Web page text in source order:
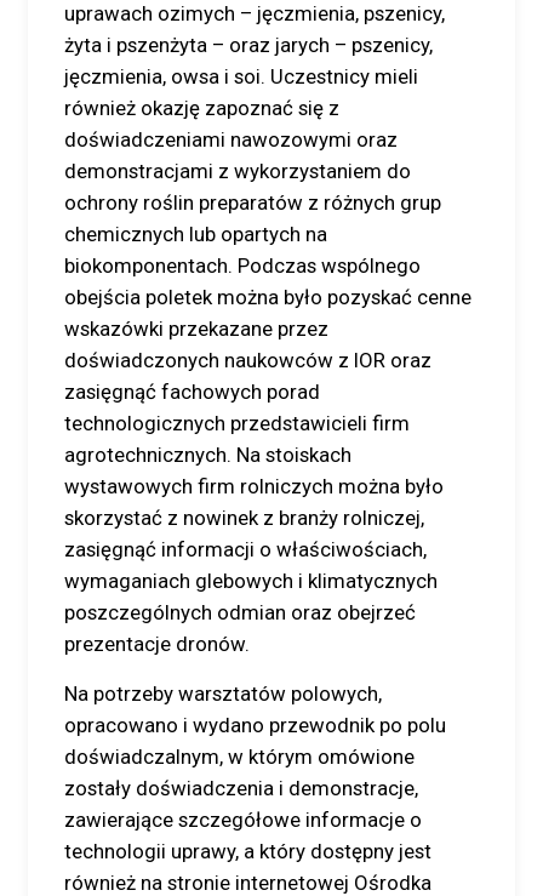
uprawach ozimych – jęczmienia, pszenicy,
żyta i pszenżyta – oraz jarych – pszenicy,
jęczmienia, owsa i soi. Uczestnicy mieli
również okazję zapoznać się z
doświadczeniami nawozowymi oraz
demonstracjami z wykorzystaniem do
ochrony roślin preparatów z różnych grup
chemicznych lub opartych na
biokomponentach. Podczas wspólnego
obejścia poletek można było pozyskać cenne
wskazówki przekazane przez
doświadczonych naukowców z IOR oraz
zasięgnąć fachowych porad
technologicznych przedstawicieli firm
agrotechnicznych. Na stoiskach
wystawowych firm rolniczych można było
skorzystać z nowinek z branży rolniczej,
zasięgnąć informacji o właściwościach,
wymaganiach glebowych i klimatycznych
poszczególnych odmian oraz obejrzeć
prezentacje dronów.
Na potrzeby warsztatów polowych,
opracowano i wydano przewodnik po polu
doświadczalnym, w którym omówione
zostały doświadczenia i demonstracje,
zawierające szczegółowe informacje o
technologii uprawy, a który dostępny jest
również na stronie internetowej Ośrodka